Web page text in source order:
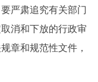
严肃追究有关部门
消和下放的行政审
章和规范性文件，